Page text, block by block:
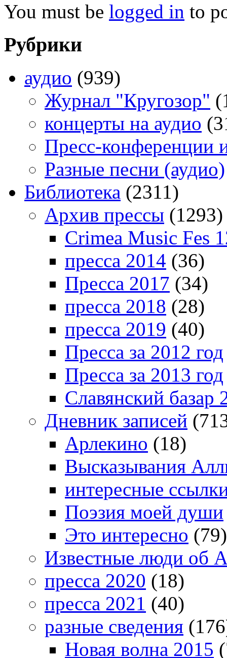
You must be logged in to
Рубрики
аудио (939)
Журнал "Кругозор"
концерты на аудио
Пресс-конференции
Разные песни (аудио)
Библиотека (2311)
Архив прессы (1293)
Crimea Music Fes
пресса 2014 (36)
Пресса 2017 (34)
пресса 2018 (28)
пресса 2019 (40)
Пресса за 2012 год
Пресса за 2013 год
Славянский базар
Дневник записей
Арлекино (18)
Высказывания
интересные
Поэзия моей души
Это интересно (79)
Известные люди об
пресса 2020 (18)
пресса 2021 (40)
разные сведения
Новая волна 2015